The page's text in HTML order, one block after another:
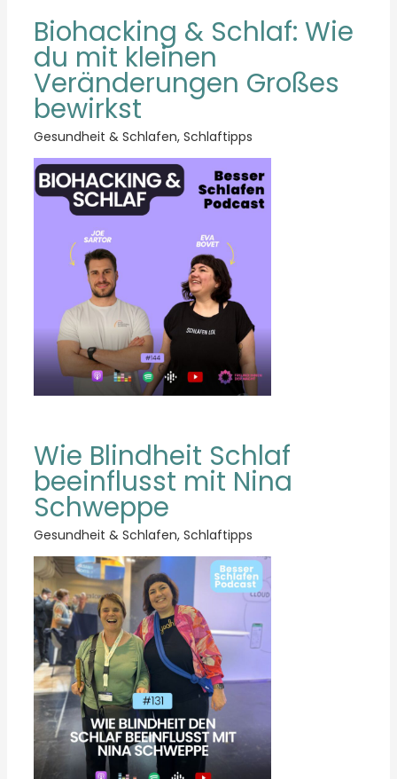
Biohacking & Schlaf: Wie
du mit kleinen
Veränderungen Großes
bewirkst
Gesundheit & Schlafen, Schlaftipps
Wie Blindheit Schlaf
beeinflusst mit Nina
Schweppe
Gesundheit & Schlafen, Schlaftipps